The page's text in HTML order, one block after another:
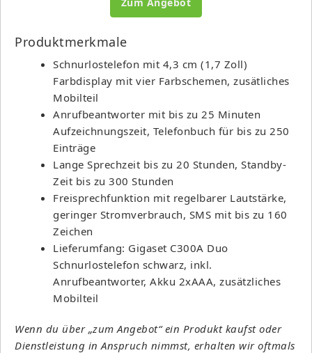
Produktmerkmale
Schnurlostelefon mit 4,3 cm (1,7 Zoll)
Farbdisplay mit vier Farbschemen, zusätliches
Mobilteil
Anrufbeantworter mit bis zu 25 Minuten
Aufzeichnungszeit, Telefonbuch für bis zu 250
Einträge
Lange Sprechzeit bis zu 20 Stunden, Standby-
Zeit bis zu 300 Stunden
Freisprechfunktion mit regelbarer Lautstärke,
geringer Stromverbrauch, SMS mit bis zu 160
Zeichen
Lieferumfang: Gigaset C300A Duo
Schnurlostelefon schwarz, inkl.
Anrufbeantworter, Akku 2xAAA, zusätzliches
Mobilteil
Wenn du über „zum Angebot“ ein Produkt kaufst oder
Dienstleistung in Anspruch nimmst, erhalten wir oftmals